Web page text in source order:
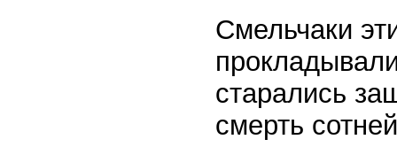
Смельчаки
старались
смерть